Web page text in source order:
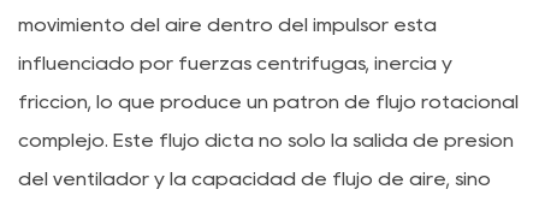
movimiento del aire dentro del impulsor está
influenciado por fuerzas centrífugas, inercia y
fricción, lo que produce un patrón de flujo rotacional
complejo. Este flujo dicta no sólo la salida de presión
del ventilador y la capacidad de flujo de aire, sino